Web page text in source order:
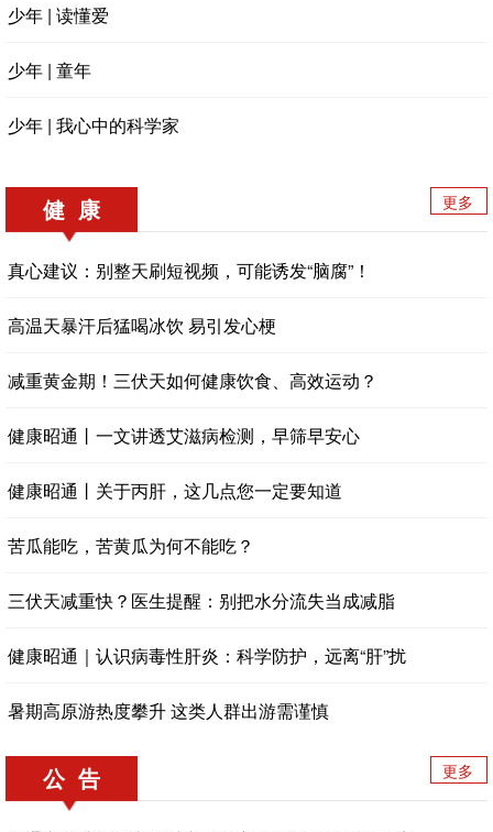
少年 | 读懂爱
少年 | 童年
少年 | 我心中的科学家
健 康 更多
真心建议：别整天刷短视频，可能诱发“脑腐”！
高温天暴汗后猛喝冰饮 易引发心梗
减重黄金期！三伏天如何健康饮食、高效运动？
健康昭通丨一文讲透艾滋病检测，早筛早安心
健康昭通丨关于丙肝，这几点您一定要知道
苦瓜能吃，苦黄瓜为何不能吃？
三伏天减重快？医生提醒：别把水分流失当成减脂
健康昭通｜认识病毒性肝炎：科学防护，远离“肝”扰
暑期高原游热度攀升 这类人群出游需谨慎
公 告 更多